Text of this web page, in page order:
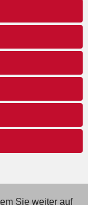
Sie weiter auf